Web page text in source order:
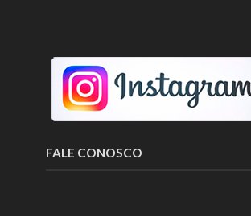
FALE CONOSCO